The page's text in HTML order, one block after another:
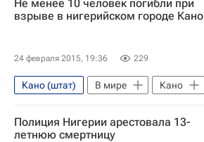
Не менее 10 человек погибли при
взрыве в нигерийском городе Кано
24 февраля 2015, 19:36 229
Кано (штат) В мире
Кано
Нигерия
Африка
Весь мир
Боко Харам
Полиция Нигерии арестовала 13-
летнюю смертницу